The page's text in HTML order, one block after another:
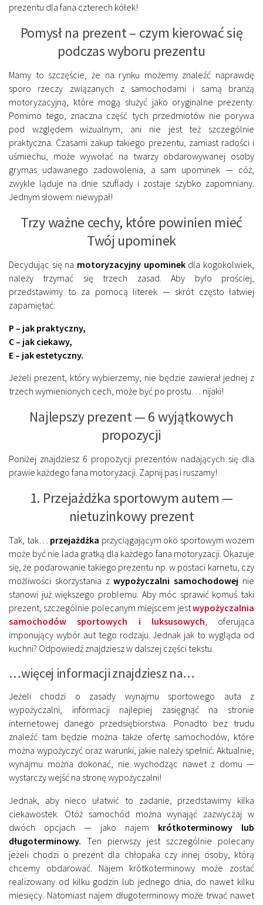
prezentu dla fana czterech kółek!
Pomysł na prezent – czym kierować się
podczas wyboru prezentu
Mamy to szczęście, że na rynku możemy znaleźć naprawdę
sporo rzeczy związanych z samochodami i samą branżą
motoryzacyjną, które mogą służyć jako oryginalne prezenty.
Pomimo tego, znaczna część tych przedmiotów nie porywa
pod względem wizualnym, ani nie jest też szczególnie
praktyczna. Czasami zakup takiego prezentu, zamiast radości i
uśmiechu, może wywołać na twarzy obdarowywanej osoby
grymas udawanego zadowolenia, a sam upominek — cóż,
zwykle ląduje na dnie szuflady i zostaje szybko zapomniany.
Jednym słowem: niewypał!
Trzy ważne cechy, które powinien mieć
Twój upominek
Decydując się na motoryzacyjny upominekdla kogokolwiek,
należy trzymać się trzech zasad. Aby było prościej,
przedstawimy to za pomocą literek — skrót często łatwiej
zapamiętać:
P – jak praktyczny,
C – jak ciekawy,
E – jak estetyczny.
Jeżeli prezent, który wybierzemy, nie będzie zawierał jednej z
trzech wymienionych cech, może być po prostu… nijaki!
Najlepszy prezent — 6 wyjątkowych
propozycji
Poniżej znajdziesz 6 propozycji prezentów nadających się dla
prawie każdego fana motoryzacji. Zapnij pas i ruszamy!
1. Przejażdżka sportowym autem —
nietuzinkowy prezent
Tak, tak… przejażdżka przyciągającym oko sportowym wozem
może być nie lada gratką dla każdego fana motoryzacji. Okazuje
się, że podarowanie takiego prezentu np. w postaci karnetu, czy
możliwości skorzystania zwypożyczalni samochodowej nie
stanowi już większego problemu. Aby móc sprawić komuś taki
prezent, szczególnie polecanym miejscem jestwypożyczalnia
samochodów sportowych i luksusowych , oferująca
imponujący wybór aut tego rodzaju. Jednak jak to wygląda od
kuchni? Odpowiedź znajdziesz w dalszej części tekstu.
…więcej informacji znajdziesz na…
Jeżeli chodzi o zasady wynajmu sportowego auta z
wypożyczalni, informacji najlepiej zasięgnąć na stronie
internetowej danego przedsiębiorstwa. Ponadto bez trudu
znaleźć tam będzie można także ofertę samochodów, które
można wypożyczyć oraz warunki, jakie należy spełnić. Aktualnie,
wynajmu można dokonać, nie wychodząc nawet z domu —
wystarczy wejść na stronę wypożyczalni!
Jednak, aby nieco ułatwić to zadanie, przedstawimy kilka
ciekawostek. Otóż samochód można wynająć zazwyczaj w
dwóch opcjach — jako najem krótkoterminowy lub
długoterminowy. Ten pierwszy jest szczególnie polecany
jeżeli chodzi o prezent dla chłopaka czy innej osoby, którą
chcemy obdarować. Najem krótkoterminowy może zostać
realizowany od kilku godzin lub jednego dnia, do nawet kilku
miesięcy. Natomiast najem długoterminowy może trwać nawet